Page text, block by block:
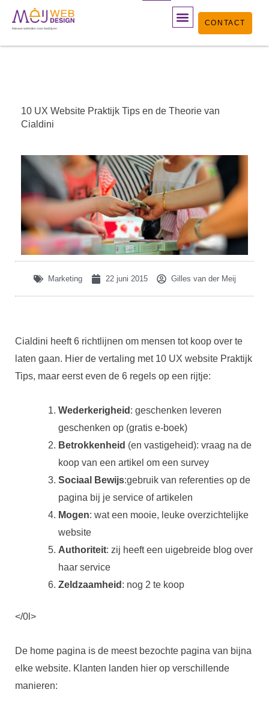
naarNieuwe websites voor bedrijven
CONTACT
10 UX Website Praktijk Tips en de Theorie van
Cialdini
Marketing 22 juni 2015 Gilles van der Meij
Cialdini heeft 6 richtlijnen om mensen tot koop over te
laten gaan. Hier de vertaling met 10 UX website Praktijk
Tips, maar eerst even de 6 regels op een rijtje:
Wederkerigheid : geschenken leveren
geschenken op (gratis e-boek)
Betrokkenheid (en vastigeheid): vraag na de
koop van een artikel om een survey
Sociaal Bewijs:gebruik van referenties op de
pagina bij je service of artikelen
Mogen: wat een mooie, leuke overzichtelijke
website
Authoriteit: zij heeft een uigebreide blog over
haar service
Zeldzaamheid : nog 2 te koop
</0l>
De home pagina is de meest bezochte pagina van bijna
elke website. Klanten landen hier op verschillende
manieren: